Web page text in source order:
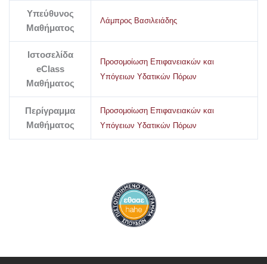
Υπεύθυνος
Μαθήματος
Λάμπρος Βασιλειάδης
Ιστοσελίδα
eClass
Μαθήματος
Προσομοίωση Επιφανειακών και
Υπόγειων Υδατικών Πόρων
Περίγραμμα
Μαθήματος
Προσομοίωση Επιφανειακών και
Υπόγειων Υδατικών Πόρων